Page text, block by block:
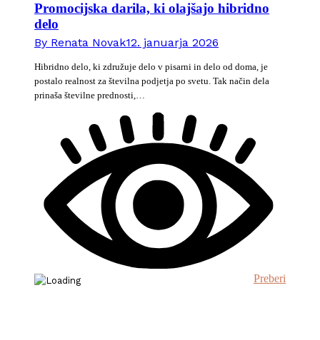
Promocijska darila, ki olajšajo hibridno
delo
By Renata Novak12. januarja 2026
Hibridno delo, ki združuje delo v pisarni in delo od doma, je
postalo realnost za številna podjetja po svetu. Tak način dela
prinaša številne prednosti,…
Preberi